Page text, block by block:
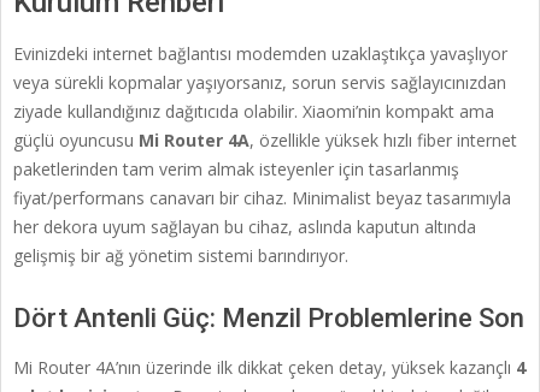
Evinizdeki internet bağlantısı modemden uzaklaştıkça yavaşlıyor
veya sürekli kopmalar yaşıyorsanız, sorun servis sağlayıcınızdan
ziyade kullandığınız dağıtıcıda olabilir. Xiaomi’nin kompakt ama
güçlü oyuncusu Mi Router 4A, özellikle yüksek hızlı fiber internet
paketlerinden tam verim almak isteyenler için tasarlanmış
fiyat/performans canavarı bir cihaz. Minimalist beyaz tasarımıyla
her dekora uyum sağlayan bu cihaz, aslında kaputun altında
gelişmiş bir ağ yönetim sistemi barındırıyor.
Dört Antenli Güç: Menzil Problemlerine Son
Mi Router 4A’nın üzerinde ilk dikkat çeken detay, yüksek kazançlı 4